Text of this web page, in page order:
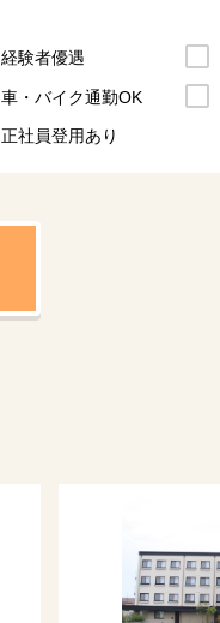
経験者優遇
車・バイク通勤OK
正社員登用あり